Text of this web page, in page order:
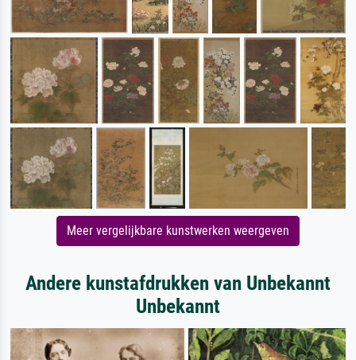
Meer vergelijkbare kunstwerken weergeven
Andere kunstafdrukken van Unbekannt
Unbekannt